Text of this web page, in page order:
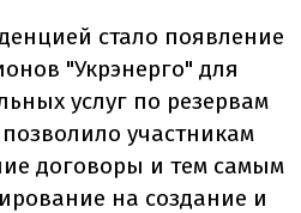
стало появление
"Укрэнерго" для
услуг по резервам
участникам
договоры и тем самым
на создание и